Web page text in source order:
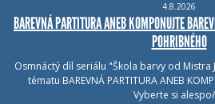
4.8.2026
BAREVNÁ PARTITURA ANEB KOMPONUJTE
POHRIBNÉHO
Osmnáctý díl seriálu "Škola barvy od Mistra
tématu BAREVNÁ PARTITURA ANEB
Vyberte si